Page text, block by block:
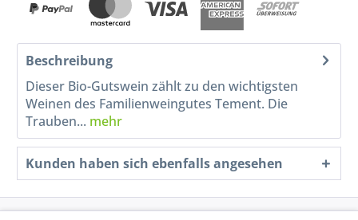
Beschreibung
Dieser Bio-Gutswein zählt zu den wichtigsten
Weinen des Familienweingutes Tement. Die
Trauben... mehr
Kunden haben sich ebenfalls angesehen